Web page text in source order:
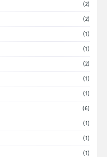
(2)
(2)
(1)
(1)
(2)
(1)
(1)
(6)
(1)
(1)
(1)